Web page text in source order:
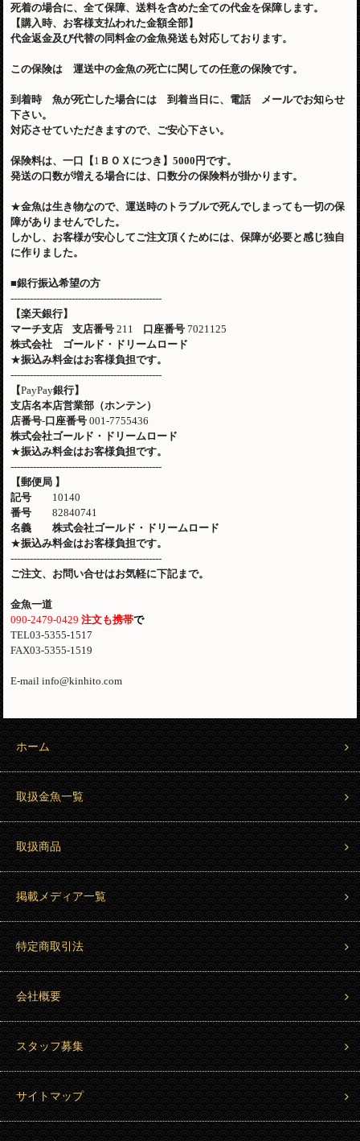
死着の場合に、全て保障、送料を含めた全ての代金を保障します。
【購入時、お客様支払われた金額全部】
代金返金及び代替の同料金の金魚発送も対応しております。
この保険は 運送中の金魚の死亡に関しての任意の保険です。
到着時 魚が死亡した場合には 到着当日に、電話 メールでお知らせ
下さい。
対応させていただきますので、ご安心下さい。
保険料は、一口【1 ＢＯＸにつき】5000円です。
発送の口数が増える場合には、口数分の保険料が掛かります。
★金魚は生き物なので、運送時のトラブルで死んでしまっても一切の保
障がありませんでした。
しかし、お客様が安心してご注文頂くためには、保障が必要と感じ独自
に作りました。
■銀行振込希望の方
-----------------------------------------------
【楽天銀行】
マーチ支店
支店番号 211 口座番号 7021125
株式会社 ゴールド・ドリームロード
★振込み料金はお客様負担です。
-----------------------------------------------
【PayPay銀行】
支店名本店営業部（ホンテン）
店番号-口座番号 001-7755436
株式会社ゴールド・ドリームロード
★振込み料金はお客様負担です。
-----------------------------------------------
【郵便局 】
記号 10140
番号82840741
名義 株式会社ゴールド・ドリームロード
★振込み料金はお客様負担です。
-----------------------------------------------
ご注文、お問い合せはお気軽に下記まで。
金魚一道
090-2479-0429注文も携帯で
TEL03-5355-1517
FAX03-5355-1519
E-mail info@kinhito.com
ホーム
取扱金魚一覧
取扱商品
掲載メディア一覧
特定商取引法
会社概要
スタッフ募集
サイトマップ